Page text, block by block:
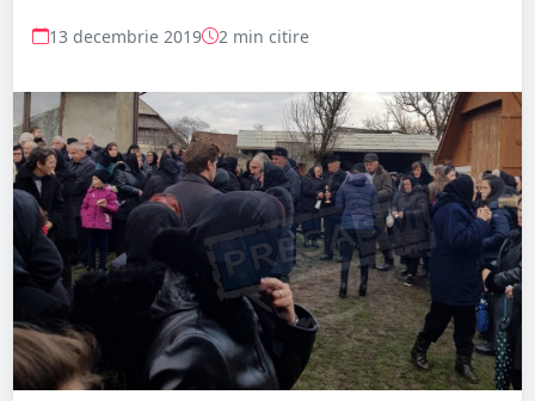
13 decembrie 2019 2 min citire